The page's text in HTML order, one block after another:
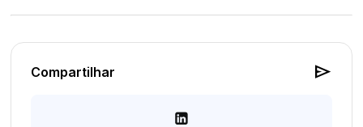
Compartilhar send